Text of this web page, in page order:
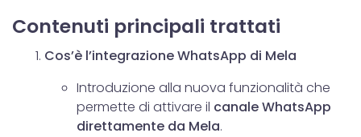
Contenuti principali trattati
Cos’è l’integrazione WhatsApp di Mela
Introduzione alla nuova funzionalità che
permette di attivare il canale WhatsApp
direttamente da Mela.